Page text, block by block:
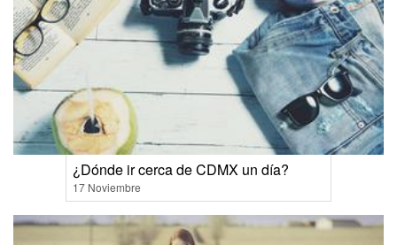
¿Dónde ir cerca de CDMX un día?
17 Noviembre